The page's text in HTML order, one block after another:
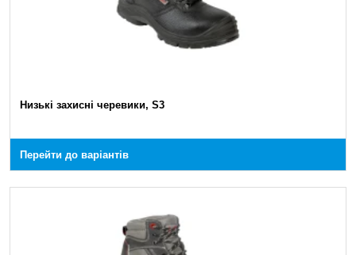
Низькі захисні черевики, S3
Перейти до варіантів